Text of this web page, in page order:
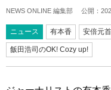
NEWS ONLINE 編集部 公開：
ニュース 有本香 安倍元
飯田浩司のOK! Cozy up!